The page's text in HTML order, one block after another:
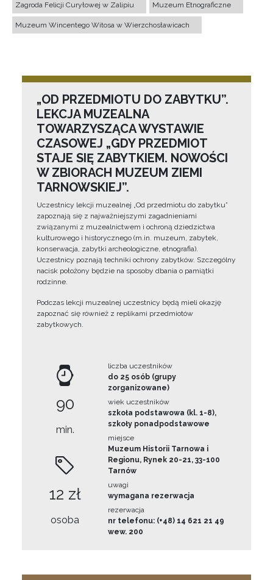
Zagroda Felicji Curyłowej w Zalipiu Muzeum Etnograficzne
Muzeum Wincentego Witosa w Wierzchosławicach
„OD PRZEDMIOTU DO ZABYTKU”.
LEKCJA MUZEALNA
TOWARZYSZĄCA WYSTAWIE
CZASOWEJ „GDY PRZEDMIOT
STAJE SIĘ ZABYTKIEM. NOWOŚCI
W ZBIORACH MUZEUM ZIEMI
TARNOWSKIEJ”.
Uczestnicy lekcji muzealnej „Od przedmiotu do zabytku”
zapoznają się z najważniejszymi zagadnieniami
związanymi z muzealnictwem i ochroną dziedzictwa
kulturowego i historycznego (m.in. muzeum, zabytek,
konserwacja, zabytki archeologiczne, etnografia).
Uczestnicy poznają techniki ochrony zabytków. Szczególny
nacisk położony będzie na sposoby dbania o pamiątki
rodzinne.
Podczas lekcji muzealnej uczestnicy będą mieli okazję
zapoznać się również z replikami przedmiotów
zabytkowych.
90
min.
12 zł
osoba
liczba uczestników
do 25 osób (grupy
zorganizowane)
wiek uczestników
szkoła podstawowa (kl. 1-8),
szkoły ponadpodstawowe
miejsce
Muzeum Historii Tarnowa i
Regionu, Rynek 20-21, 33-100
Tarnów
uwagi
wymagana rezerwacja
rezerwacja
nr telefonu: (+48) 14 621 21 49
wew. 200